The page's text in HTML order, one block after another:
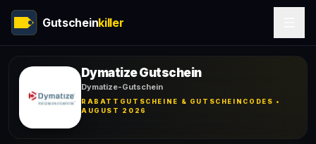
Gutscheinkiller
Dymatize Gutschein
Dymatize-Gutschein
RABATTGUTSCHEINE & GUTSCHEINCODES •
AUGUST 2026